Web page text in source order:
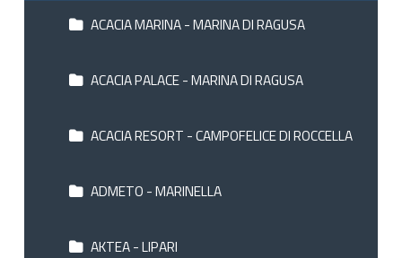
ACACIA MARINA - MARINA DI RAGUSA
ACACIA PALACE - MARINA DI RAGUSA
ACACIA RESORT - CAMPOFELICE DI ROCCELLA
ADMETO - MARINELLA
AKTEA - LIPARI